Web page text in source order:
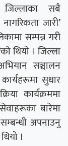
जिल्लाका सबै
जारी’
सम्पन्न गरी
थियो । जिल्ला
सञ्चालन
सुधार
कार्यक्रममा
बारेमा
अपनाउनु
।